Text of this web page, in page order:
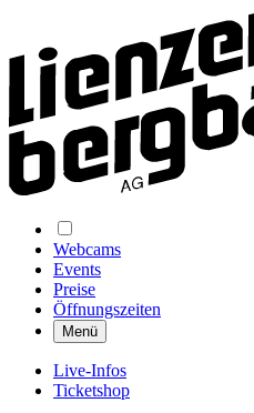
Webcams
Events
Preise
Öffnungszeiten
Menü
Live-Infos
Ticketshop